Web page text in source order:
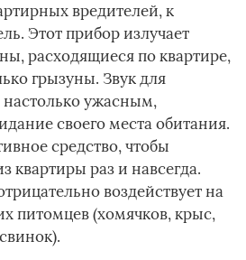
вредителей, к
Этот прибор излучает
расходящиеся по квартире,
грызуны. Звук для
настолько ужасным,
своего места обитания.
средство, чтобы
квартиры раз и навсегда.
воздействует на
питомцев (хомячков, крыс,